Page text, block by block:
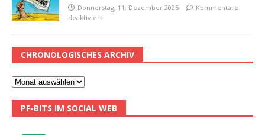
Donnerstag, 11. Dezember 2025
Kommentare
deaktiviert
CHRONOLOGISCHES ARCHIV
PF-BITS IM SOCIAL WEB